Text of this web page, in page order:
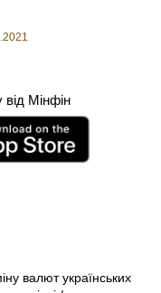
Мінфін
валют українських